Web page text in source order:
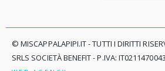
© MISCAPPALAPIPI.IT - TUTTI I DIRITTI
SRLS SOCIETÀ BENEFIT - P.IVA: